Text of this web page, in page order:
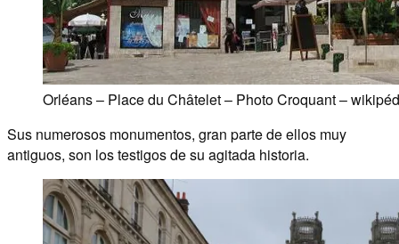
Orléans – Place du Châtelet – Photo Croquant –
Sus numerosos monumentos, gran parte de ellos muy
antiguos, son los testigos de su agitada historia.